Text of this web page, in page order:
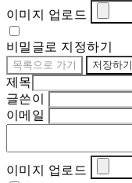
이미지 업로드
비밀글로 지정하기
목록으로 가기 저장하기
제목
글쓴이
이메일
이미지 업로드